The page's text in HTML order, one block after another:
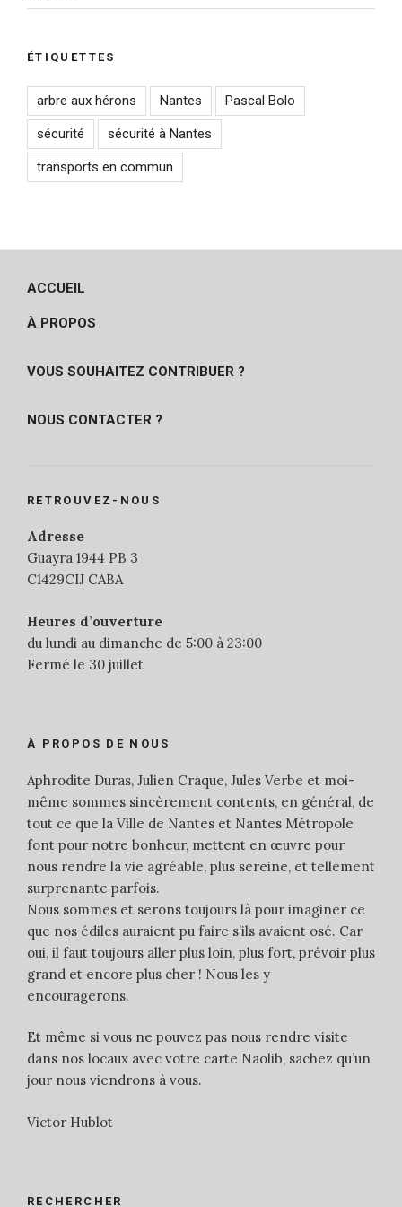
ÉTIQUETTES
arbre aux hérons Nantes Pascal Bolo
sécurité sécurité à Nantes
transports en commun
ACCUEIL
À PROPOS
VOUS SOUHAITEZ CONTRIBUER ?
NOUS CONTACTER ?
RETROUVEZ-NOUS
Adresse
Guayra 1944 PB 3
C1429CIJ CABA
Heures d’ouverture
du lundi au dimanche de 5:00 à 23:00
Fermé le 30 juillet
À PROPOS DE NOUS
Aphrodite Duras, Julien Craque, Jules Verbe et moi-
même sommes sincèrement contents, en général, de
tout ce que la Ville de Nantes et Nantes Métropole
font pour notre bonheur, mettent en œuvre pour
nous rendre la vie agréable, plus sereine, et tellement
surprenante parfois.
Nous sommes et serons toujours là pour imaginer ce
que nos édiles auraient pu faire s’ils avaient osé. Car
oui, il faut toujours aller plus loin, plus fort, prévoir plus
grand et encore plus cher ! Nous les y
encouragerons.
Et même si vous ne pouvez pas nous rendre visite
dans nos locaux avec votre carte Naolib, sachez qu’un
jour nous viendrons à vous.
Victor Hublot
RECHERCHER